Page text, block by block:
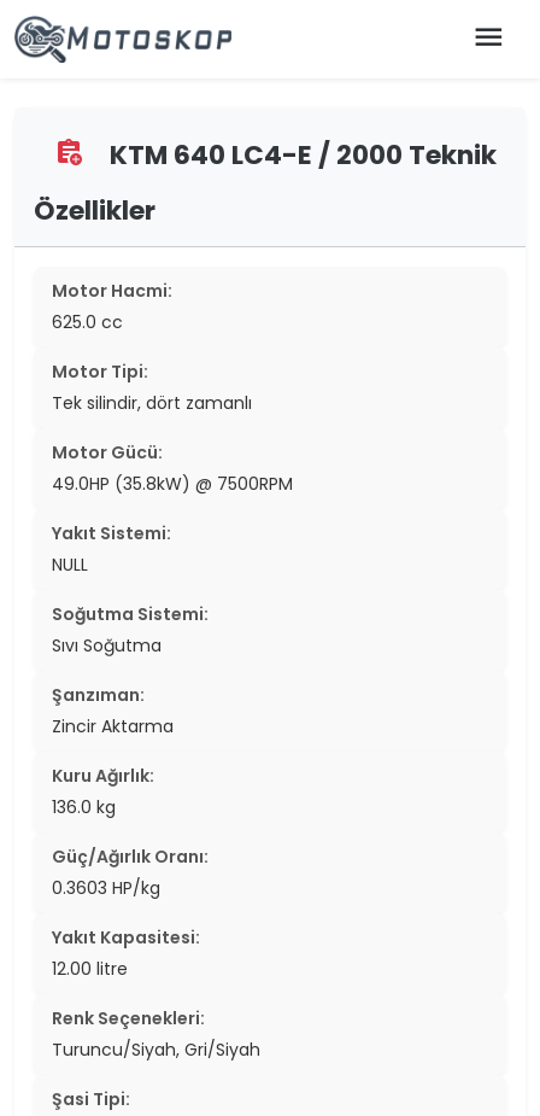
menu
assignment_add
KTM 640 LC4-E / 2000 Teknik
Özellikler
Motor Hacmi:
625.0 cc
Motor Tipi:
Tek silindir, dört zamanlı
Motor Gücü:
49.0HP (35.8kW) @ 7500RPM
Yakıt Sistemi:
NULL
Soğutma Sistemi:
Sıvı Soğutma
Şanzıman:
Zincir Aktarma
Kuru Ağırlık:
136.0 kg
Güç/Ağırlık Oranı:
0.3603 HP/kg
Yakıt Kapasitesi:
12.00 litre
Renk Seçenekleri:
Turuncu/Siyah, Gri/Siyah
Şasi Tipi: